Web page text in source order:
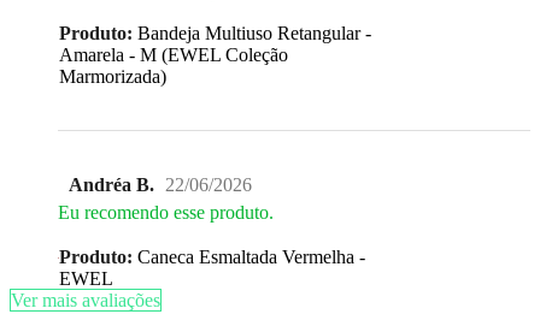
Produto: Bandeja Multiuso Retangular -
Amarela - M (EWEL Coleção
Marmorizada)
Andréa B. 22/06/2026
Eu recomendo esse produto.
Produto: Caneca Esmaltada Vermelha -
EWEL
Ver mais avaliações